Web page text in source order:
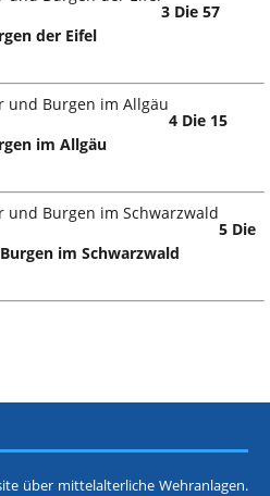
3 Die 57
der Eifel
4 Die 15
im Allgäu
5 Die
im Schwarzwald
über mittelalterliche Wehranlagen.